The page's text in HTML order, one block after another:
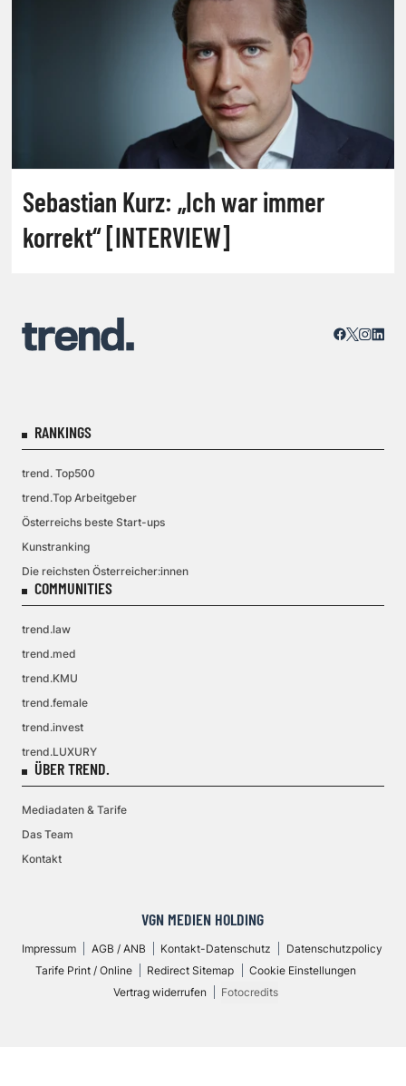
Sebastian Kurz: „Ich war immer
korrekt“ [INTERVIEW]
RANKINGS
trend. Top500
trend.Top Arbeitgeber
Österreichs beste Start-ups
Kunstranking
Die reichsten Österreicher:innen
COMMUNITIES
trend.law
trend.med
trend.KMU
trend.female
trend.invest
trend.LUXURY
ÜBER TREND.
Mediadaten & Tarife
Das Team
Kontakt
VGN MEDIEN HOLDING
Impressum AGB / ANB Kontakt-Datenschutz
Datenschutzpolicy
Tarife Print / Online
Redirect Sitemap
Cookie Einstellungen
Vertrag widerrufen
Fotocredits